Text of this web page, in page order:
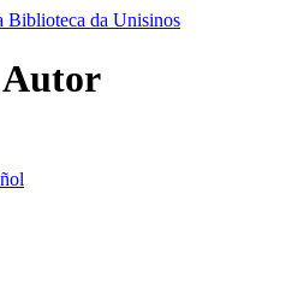
da Unisinos